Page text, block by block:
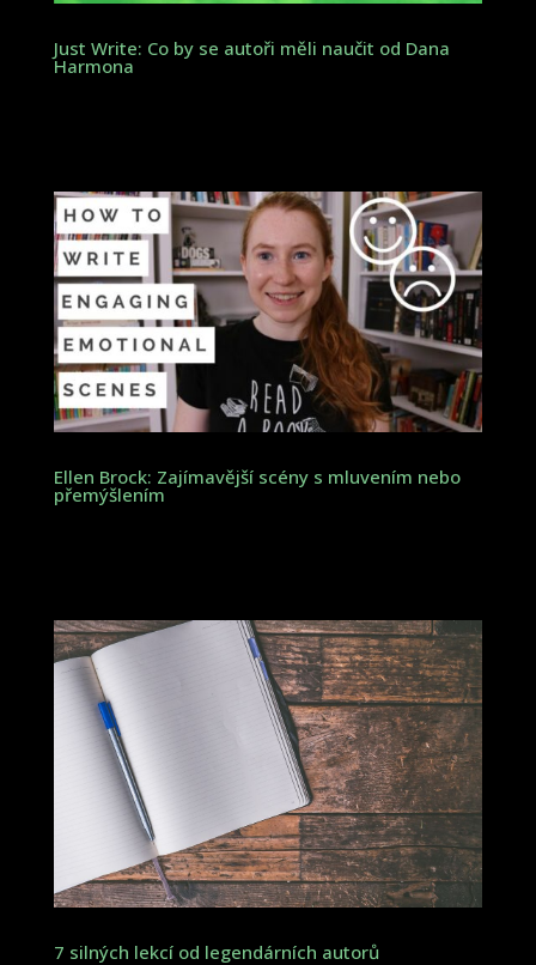
Just Write: Co by se autoři měli naučit od Dana
Harmona
Ellen Brock: Zajímavější scény s mluvením nebo
přemýšlením
7 silných lekcí od legendárních autorů